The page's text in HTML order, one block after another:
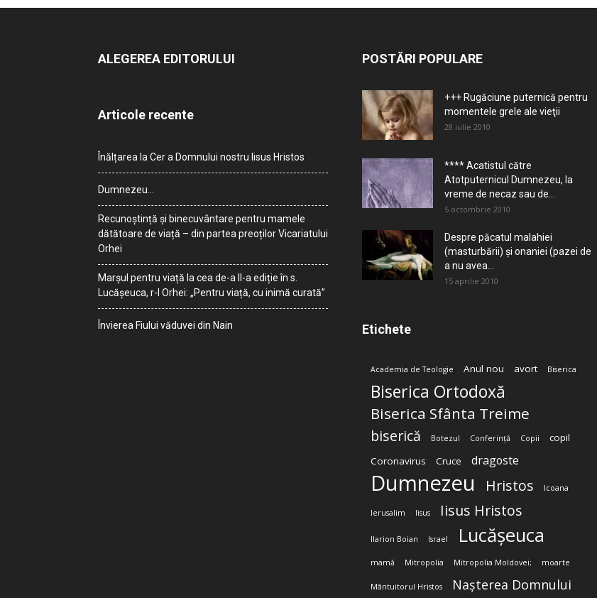
ALEGEREA EDITORULUI
Articole recente
Înălțarea la Cer a Domnului nostru Iisus Hristos
Dumnezeu…
Recunoștință și binecuvântare pentru mamele
dătătoare de viață – din partea preoților Vicariatului
Orhei
Marșul pentru viață la cea de-a II-a ediție în s.
Lucășeuca, r-l Orhei: „Pentru viață, cu inimă curată”
Învierea Fiului văduvei din Nain
POSTĂRI POPULARE
+++ Rugăciune puternică pentru
momentele grele ale vieţii
28 iulie 2010
**** Acatistul către
Atotputernicul Dumnezeu, la
vreme de necaz sau de...
5 octombrie 2010
Despre păcatul malahiei
(masturbării) şi onaniei (pazei de
a nu avea...
15 aprilie 2010
Etichete
Academia de Teologie Anul nou avort Biserica
Biserica Ortodoxă
Biserica Sfânta Treime
biserică Botezul Conferință Copii
copil
Coronavirus
Cruce dragoste
Dumnezeu Hristos Icoana
Ierusalim Iisus Iisus Hristos
Ilarion Boian Israel Lucășeuca
mamă Mitropolia Mitropolia Moldovei; moarte
Mântuitorul Hristos Nașterea Domnului